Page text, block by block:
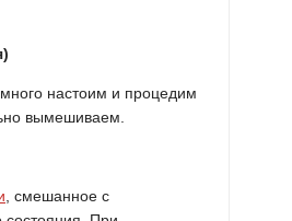
настоим и процедим
вымешиваем.
, смешанное с